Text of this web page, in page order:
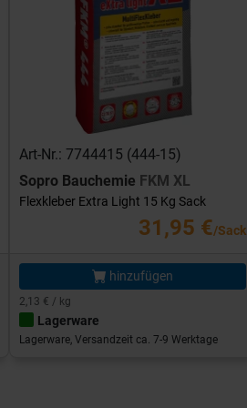
Art-Nr.: 7744415 (444-15)
Sopro Bauchemie FKM XL
Flexkleber Extra Light 15 Kg Sack
31,95 €/Sack
hinzufügen
2,13 € / kg
Lagerware
Lagerware, Versandzeit ca. 7-9 Werktage